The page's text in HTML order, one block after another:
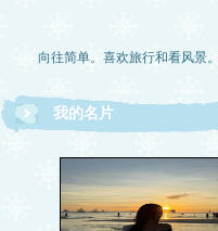
向往简单。喜欢旅行和看风景
我的名片